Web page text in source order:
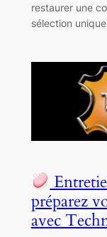
restaurer une
sélection
préparez
avec